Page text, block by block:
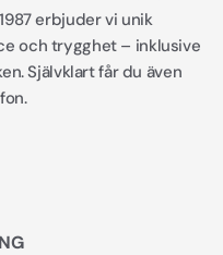
erbjuder vi unik
och trygghet – inklusive
Självklart får du även